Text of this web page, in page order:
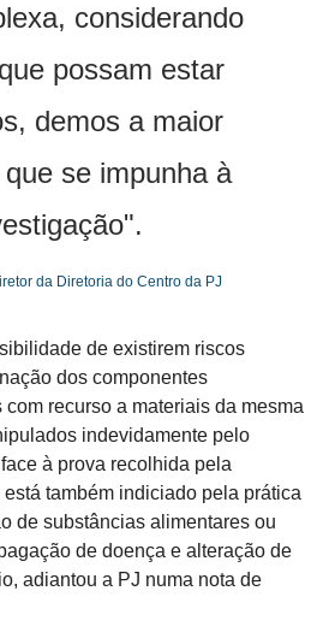
considerando
possam estar
demos a maior
se impunha à
da Diretoria do Centro da PJ
de existirem riscos
dos componentes
recurso a materiais da mesma
indevidamente pelo
à prova recolhida pela
também indiciado pela prática
de substâncias alimentares ou
de doença e alteração de
adiantou a PJ numa nota de